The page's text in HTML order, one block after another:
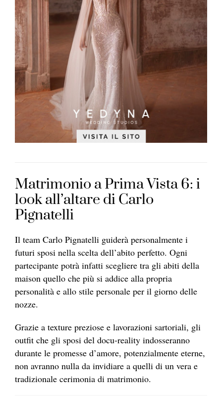
Matrimonio a Prima Vista 6: i
look all’altare di Carlo
Pignatelli
Il team Carlo Pignatelli guiderà personalmente i
futuri sposi nella scelta dell’abito perfetto. Ogni
partecipante potrà infatti scegliere tra gli abiti della
maison quello che più si addice alla propria
personalità e allo stile personale per il giorno delle
nozze.
Grazie a texture preziose e lavorazioni sartoriali, gli
outfit che gli sposi del docu-reality indosseranno
durante le promesse d’amore, potenzialmente eterne,
non avranno nulla da invidiare a quelli di un vera e
tradizionale cerimonia di matrimonio.